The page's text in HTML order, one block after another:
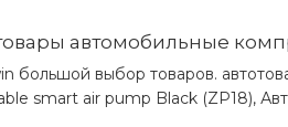
автомобильные
большой выбор товаров.
smart air pump Black (ZP18),